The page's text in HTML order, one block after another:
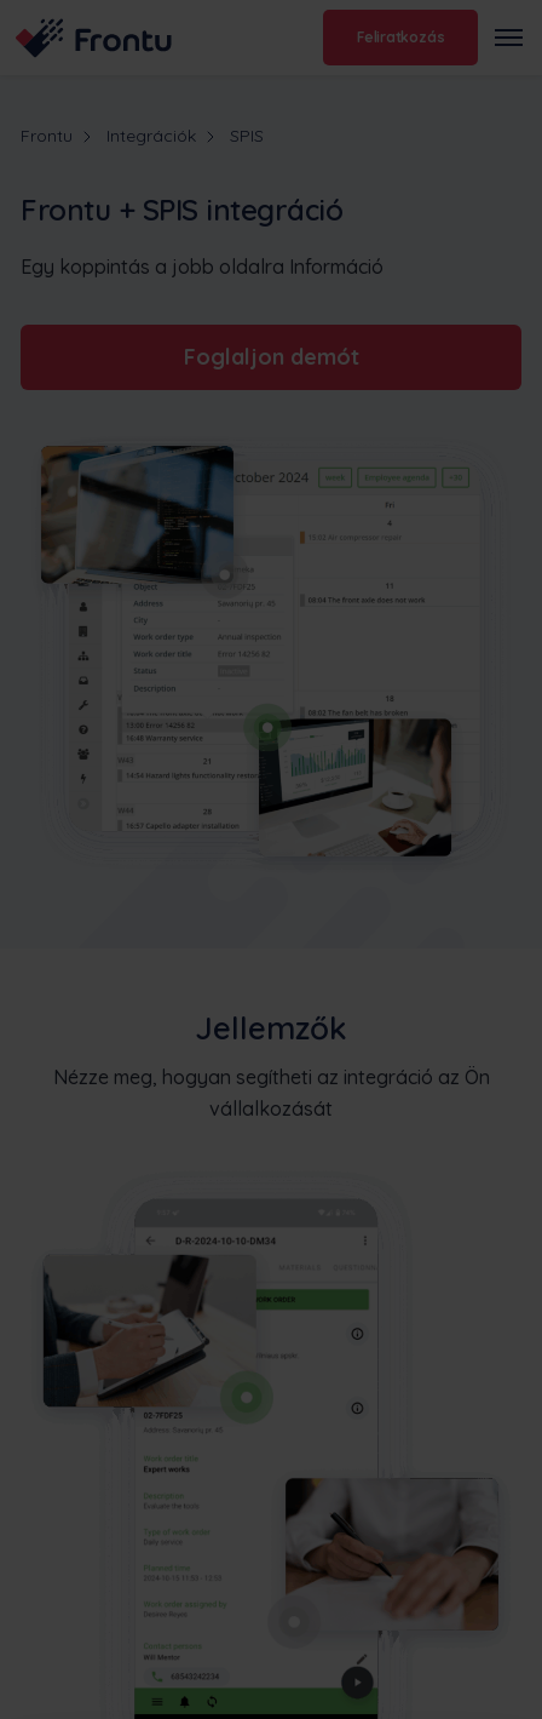
Feliratkozás
Frontu Integrációk SPIS
Frontu + SPIS integráció
Egy koppintás a jobb oldalra Információ
Foglaljon demót
Jellemzők
Nézze meg, hogyan segítheti az integráció az Ön
vállalkozását